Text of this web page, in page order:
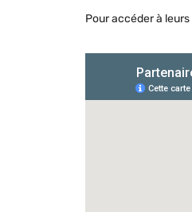
Pour accéder à